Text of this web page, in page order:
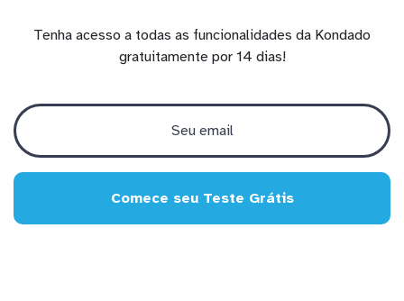
Tenha acesso a todas as funcionalidades da Kondado
gratuitamente por 14 dias!
Comece seu Teste Grátis